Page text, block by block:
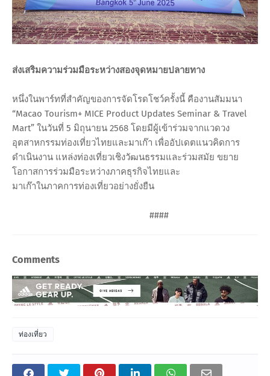
ส่งเสริมความร่วมมือระหว่างสองจุดหมายปลายทาง
หนึ่งในพาร์ทที่สำคัญของการจัดโรดโชว์ครั้งนี้ คืองานสัมมนา
“Macao Tourism+ MICE Product Updates Seminar & Travel
Mart” ในวันที่ 5 มิถุนายน 2568 โดยมีผู้เข้าร่วมจากแวดวง
อุตสาหกรรมท่องเที่ยวไทยและมาเก๊า เพื่ออัปเดตแนวคิดการ
ดำเนินงาน แหล่งท่องเที่ยวเชิงวัฒนธรรมและร่วมสมัย ขยาย
โอกาสการร่วมมือระหว่างภาคธุรกิจไทยและ
มาเก๊าในภาคการท่องเที่ยวอย่างยั่งยืน
####
Comments
ท่องเที่ยว